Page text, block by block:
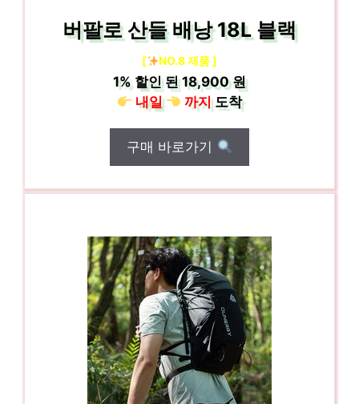
버팔로 산들 배낭 18L 블랙
[ NO.8 제품 ]
1%할인 된18,900 원
내일
까지도착
구매 바로가기